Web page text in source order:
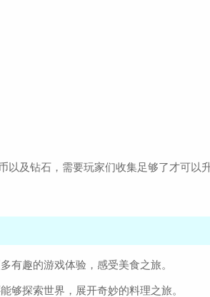
及钻石，需要玩家们收集足够了才可以升
有趣的游戏体验，感受美食之旅。
够探索世界，展开奇妙的料理之旅。